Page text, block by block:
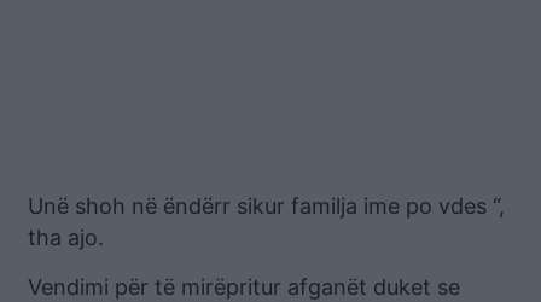
Unë shoh në ëndërr sikur familja ime po vdes “,
tha ajo.
Vendimi për të mirëpritur afganët duket se